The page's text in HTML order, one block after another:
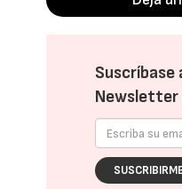
Suscríbase
Newsletter